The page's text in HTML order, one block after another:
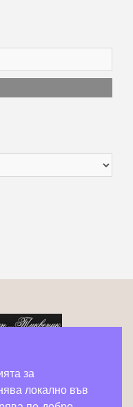
животни
за
локално във